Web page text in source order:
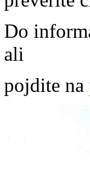
Do
ali
pojdite na